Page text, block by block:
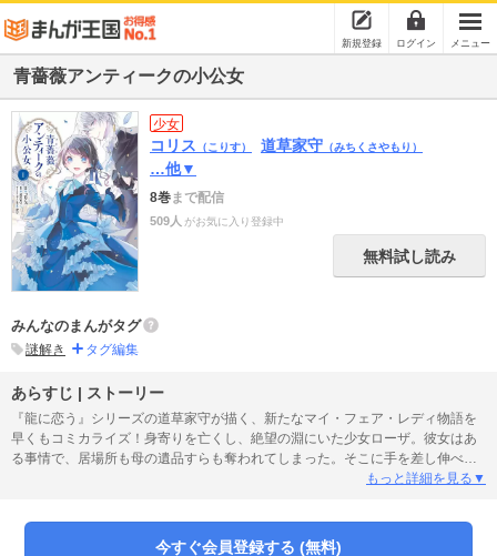
新規登録 ログイン メニュー
青薔薇アンティークの小公女
少女
コリス （こりす） 道草家守 （みちくさやもり）
…他▼
8巻まで配信
509人 がお気に入り登録中
無料試し読み
みんなのまんがタグ
謎解き タグ編集
あらすじ | ストーリー
『龍に恋う』シリーズの道草家守が描く、新たなマイ・フェア・レディ物語を
早くもコミカライズ！身寄りを亡くし、絶望の淵にいた少女ローザ。彼女はあ
る事情で、居場所も母の遺品すらも奪われてしまった。そこに手を差し伸べて
くれたのが、美貌の貴公子アルヴィンだった――。彼はローザに居場所と仕事
れは時代に忘れられた、優しいフェアリーテイル。電子限定で一部コミック本
もっと詳細を見る▼
今すぐ会員登録する (無料)